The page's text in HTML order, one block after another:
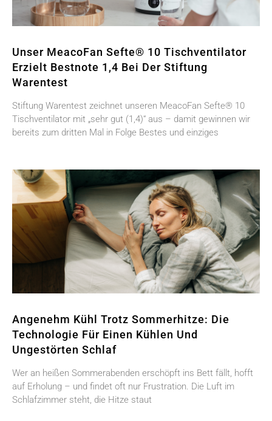
Unser MeacoFan Sefte® 10 Tischventilator
Erzielt Bestnote 1,4 Bei Der Stiftung
Warentest
Stiftung Warentest zeichnet unseren MeacoFan Sefte® 10
Tischventilator mit „sehr gut (1,4)“ aus – damit gewinnen wir
bereits zum dritten Mal in Folge Bestes und einziges
Angenehm Kühl Trotz Sommerhitze: Die
Technologie Für Einen Kühlen Und
Ungestörten Schlaf
Wer an heißen Sommerabenden erschöpft ins Bett fällt, hofft
auf Erholung – und findet oft nur Frustration. Die Luft im
Schlafzimmer steht, die Hitze staut